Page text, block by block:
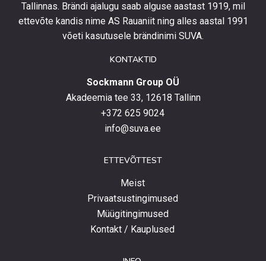
toodetega,
eripakkumistega
Tallinnas. Brändi ajalugu saab alguse aastast 1919, mil
ettevõte kandis nime AS Rauaniit ning alles aastal 1991
võeti kasutusele brändinimi SUVA.
KONTAKTID
Sockmann Group OÜ
Akadeemia tee 33, 12618 Tallinn
+372 625 9024
info@suva.ee
ETTEVÕTTEST
Meist
Privaatsustingimused
Müügitingimused
Kontakt / Kauplused